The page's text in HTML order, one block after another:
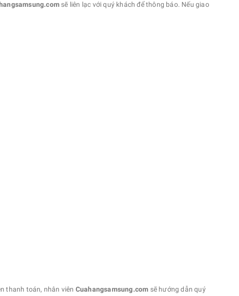
sẽ liên lạc với quý khách để thông báo. Nếu giao
thanh toán, nhân viên Cuahangsamsung.com sẽ hướng dẫn quý